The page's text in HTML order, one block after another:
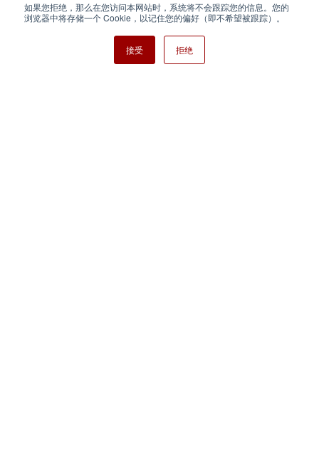
如果您拒绝，那么在您访问本网站时，系统将不会跟踪您的信息。您的
浏览器中将存储一个 Cookie，以记住您的偏好（即不希望被跟踪）。
接受 拒绝
Nisshinbo Holdings Inc.
Copyright ⓒ Nisshinbo Micro Devices Inc. All Rights Reserved.